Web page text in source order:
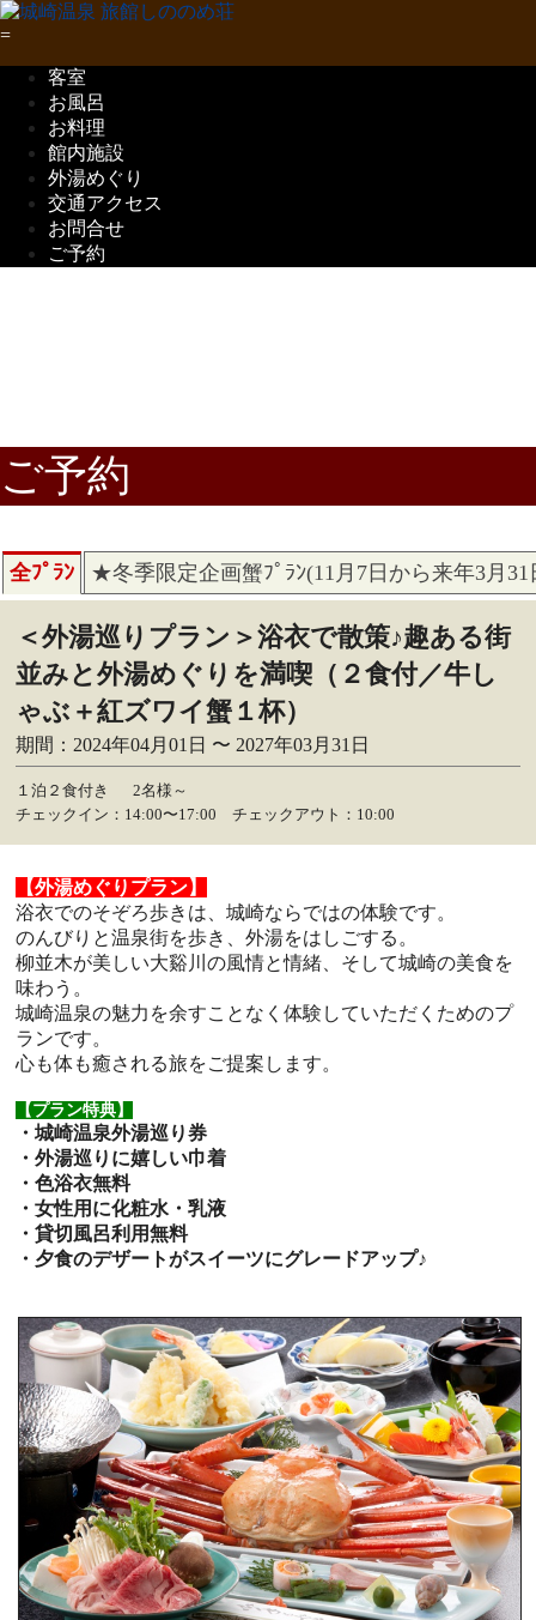
客室
お風呂
お料理
館内施設
外湯めぐり
交通アクセス
お問合せ
ご予約
ご予約
全ﾌﾟﾗﾝ ★冬季限定企画蟹ﾌﾟﾗﾝ(11月7日から来年3月
＜外湯巡りプラン＞浴衣で散策♪趣ある街
並みと外湯めぐりを満喫（２食付／牛し
ゃぶ＋紅ズワイ蟹１杯）
期間：2024年04月01日 〜 2027年03月31日
１泊２食付き
2名様～
チェックイン：14:00〜17:00 チェックアウト：10:00
【外湯めぐりプラン】
浴衣でのそぞろ歩きは、城崎ならではの体験です。
のんびりと温泉街を歩き、外湯をはしごする。
柳並木が美しい大谿川の風情と情緒、そして城崎の美食を
味わう。
城崎温泉の魅力を余すことなく体験していただくためのプ
ランです。
心も体も癒される旅をご提案します。
【プラン特典】
・城崎温泉外湯巡り券
・外湯巡りに嬉しい巾着
・色浴衣無料
・女性用に化粧水・乳液
・貸切風呂利用無料
・夕食のデザートがスイーツにグレードアップ♪